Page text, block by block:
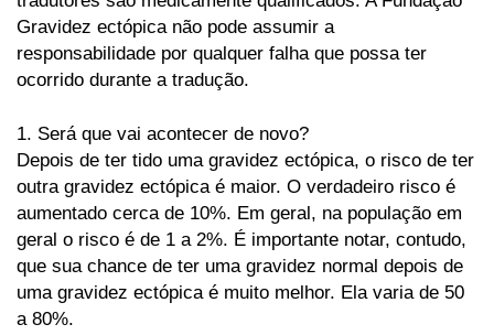
Danish Dutch
Espanol Esperanto
Greek Gujarati
Hebrew Hindi
Hungarian Italian
Gravidez ectópica não pode assumir a
responsabilidade por qualquer falha que possa ter
ocorrido durante a tradução.
1. Será que vai acontecer de novo?
Depois de ter tido uma gravidez ectópica, o risco de ter
outra gravidez ectópica é maior. O verdadeiro risco é
aumentado cerca de 10%. Em geral, na população em
geral o risco é de 1 a 2%. É importante notar, contudo,
que sua chance de ter uma gravidez normal depois de
uma gravidez ectópica é muito melhor. Ela varia de 50
a 80%.